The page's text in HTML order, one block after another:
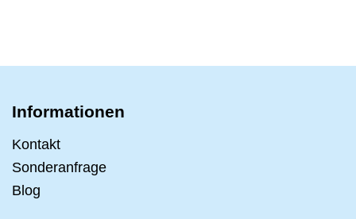
Informationen
Kontakt
Sonderanfrage
Blog